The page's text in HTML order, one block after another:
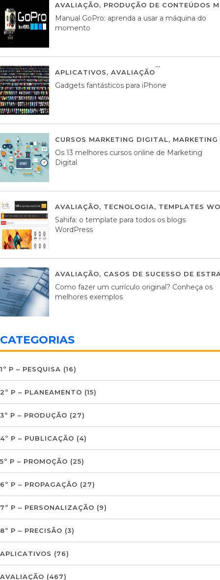
AVALIAÇÃO, PRODUÇÃO DE CONTEÚDOS
Manual GoPro: aprenda a usar a máquina do
momento
APLICATIVOS, AVALIAÇÃO
Gadgets fantásticos para iPhone
CURSOS MARKETING DIGITAL,
Os 13 melhores cursos online de Marketing
Digital
AVALIAÇÃO, TECNOLOGIA, TEMPLATES
Sahifa: o template para todos os blogs
WordPress
AVALIAÇÃO, CASOS DE SUCESSO DE
Como fazer um currículo original? Conheça os
melhores exemplos
CATEGORIAS
1º P – PESQUISA (16)
2º P – PLANEAMENTO (15)
3º P – PRODUÇÃO (27)
4º P – PUBLICAÇÃO (4)
5º P – PROMOÇÃO (25)
6º P – PROPAGAÇÃO (27)
7º P – PERSONALIZAÇÃO (9)
8º P – PRECISÃO (3)
APLICATIVOS (76)
AVALIAÇÃO (467)